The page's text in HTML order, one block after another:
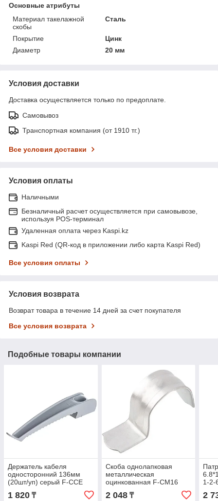
Основные атрибуты
Материал такелажной
скобы
Сталь
Покрытие
Цинк
Диаметр
20 мм
Условия доставки
Доставка осуществляется только по предоплате.
Самовывоз
Транспортная компания (от 1910 тг.)
Все условия доставки
Условия оплаты
Наличными
Безналичный расчет осуществляется при самовывозе,
используя POS-терминал
Удаленная оплата через Kaspi.kz
Kaspi Red (QR-код в приложении либо карта Kaspi Red)
Все условия оплаты
Условия возврата
Возврат товара в течение 14 дней за счет покупателя
Все условия возврата
Подобные товары компании
Держатель кабеля
односторонний 136мм
(20шт/уп) серый F-CCE
Fixpistols 2-2-4-6215
1 820 ₸
Скоба однолапковая
металлическая
оцинкованная F-CM16
Fixpistols 2-2-4-0265
2 048₸
1-2-
2